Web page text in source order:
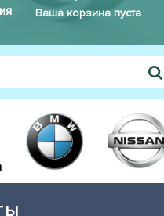
Ваша корзина пуста